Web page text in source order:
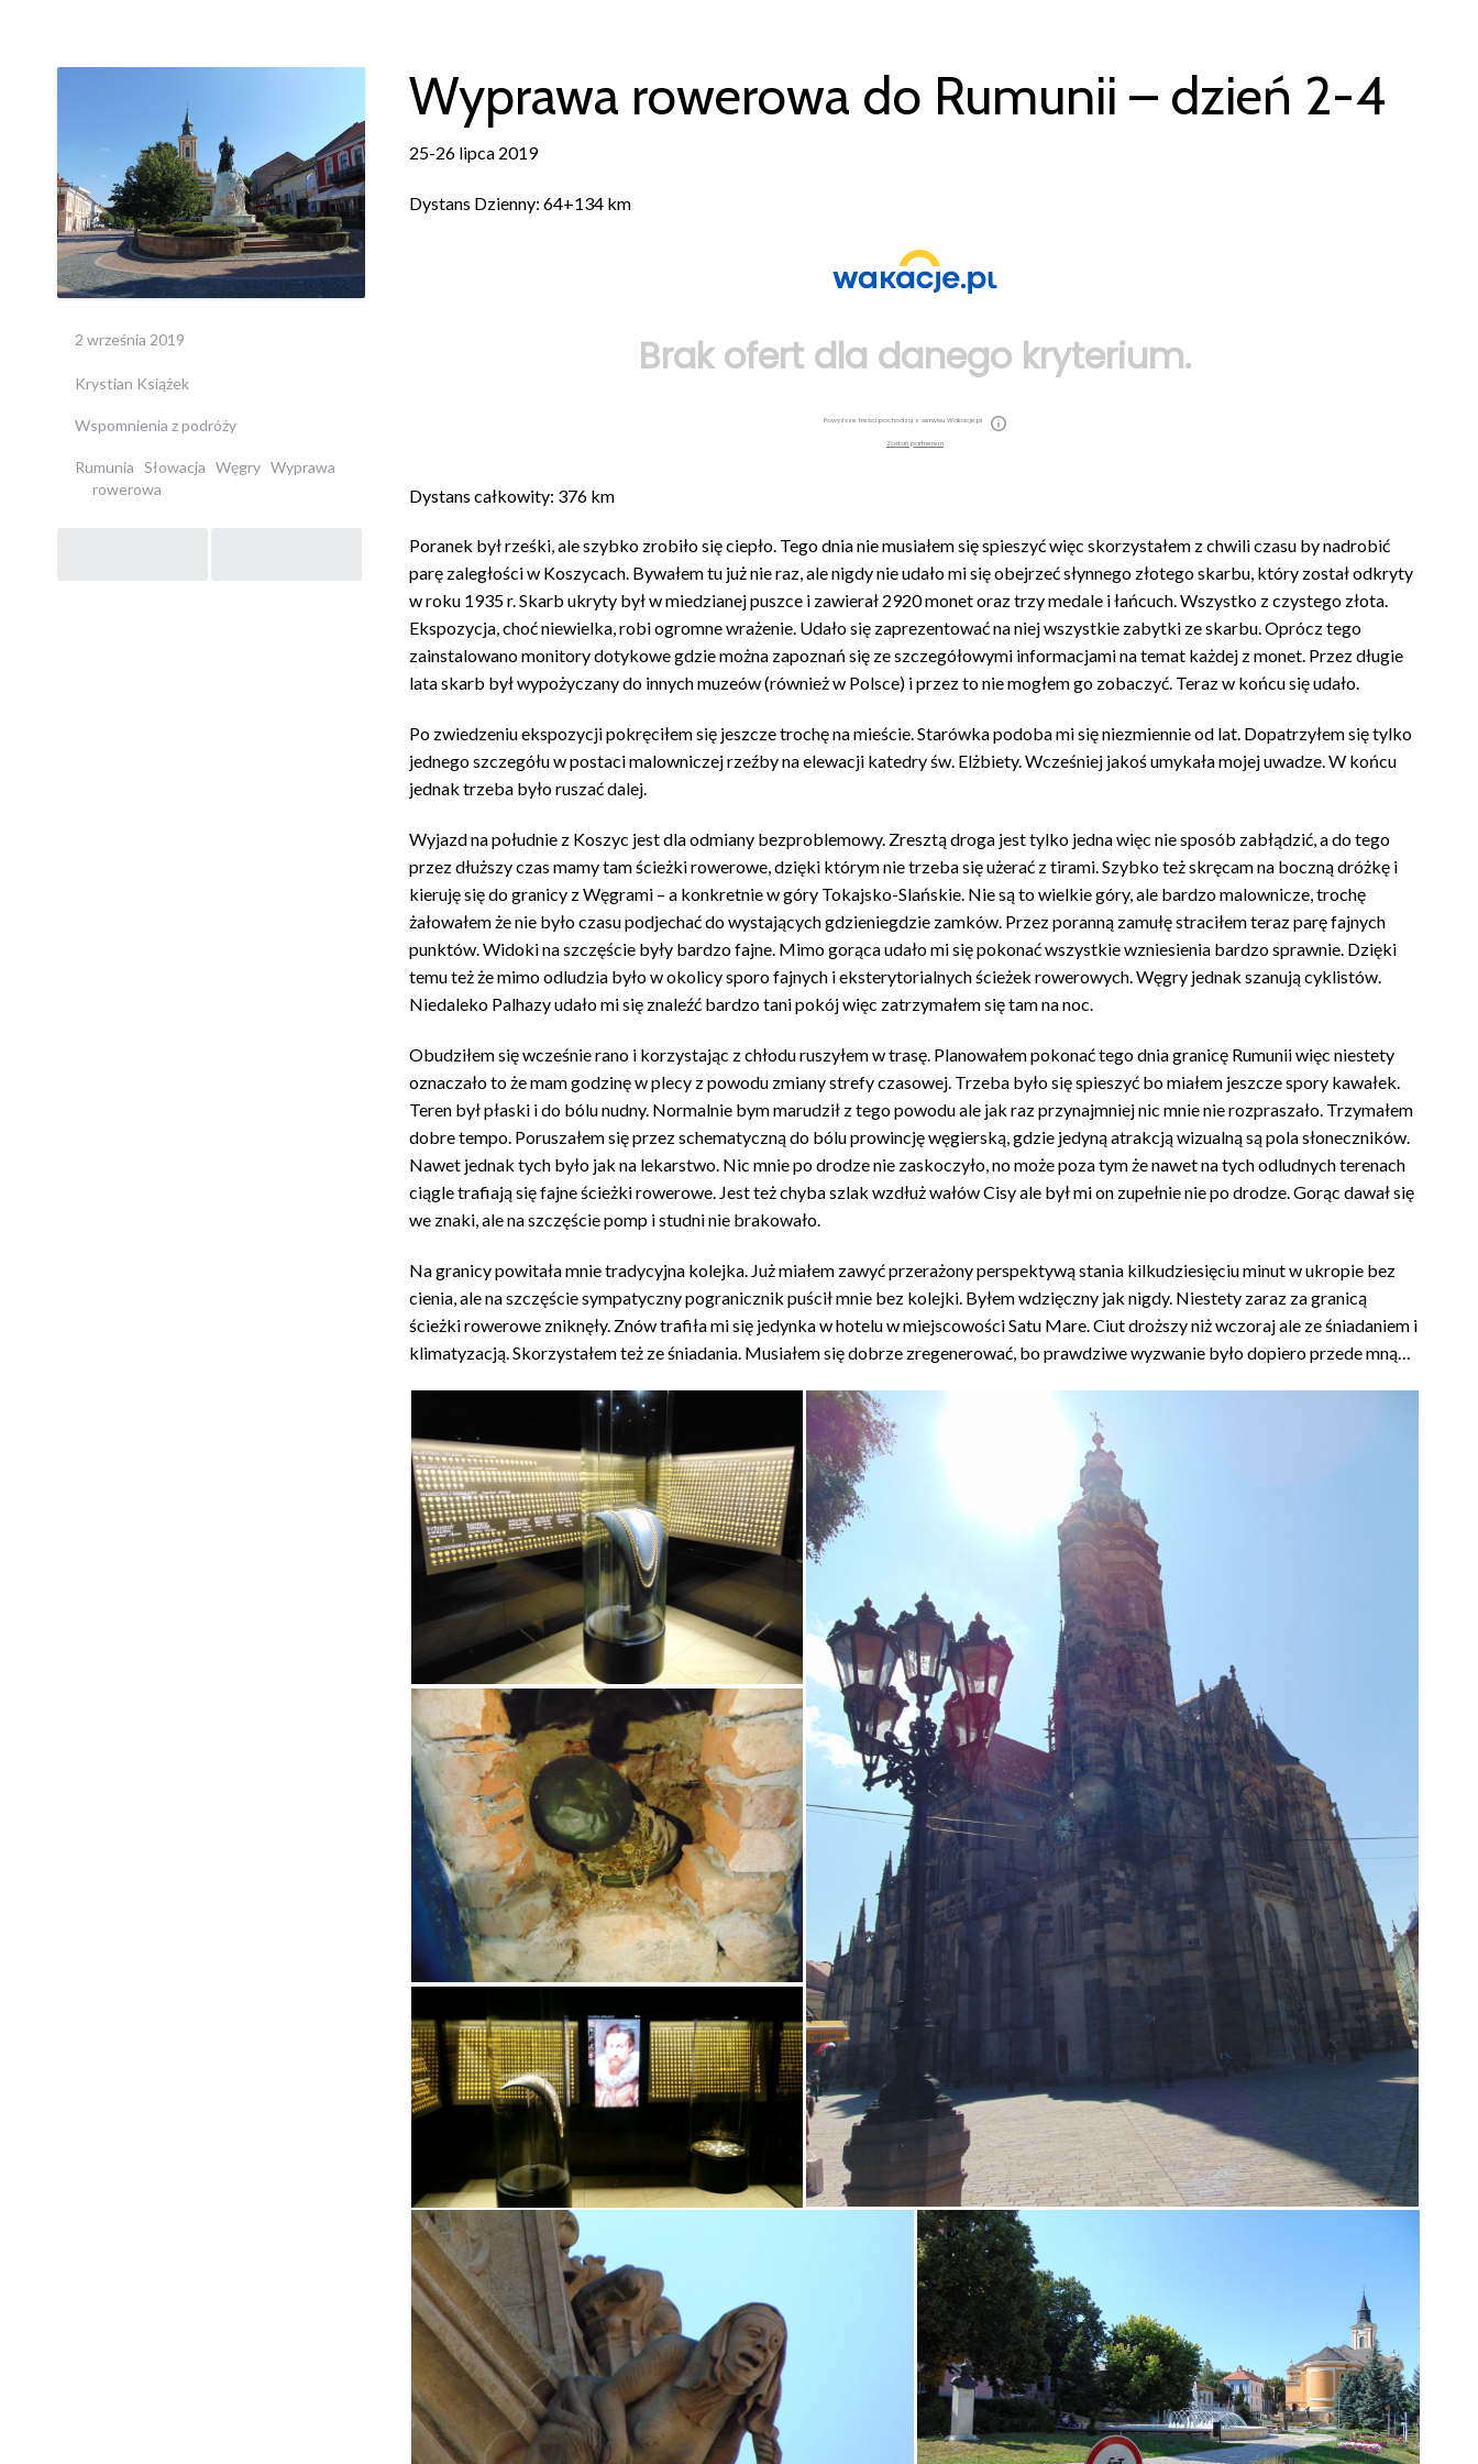
Wyprawa rowerowa do Rumunii – dzień 2-4
25-26 lipca 2019
Dystans Dzienny: 64+134 km
Brak ofert dla danego kryterium.
Powyższe treści pochodzą z serwisu Wakacje.pl
Zostań partnerem
Dystans całkowity: 376 km
Poranek był rześki, ale szybko zrobiło się ciepło. Tego dnia nie musiałem się spieszyć więc skorzystałem z chwili czasu by nadrobić
parę zaległości w Koszycach. Bywałem tu już nie raz, ale nigdy nie udało mi się obejrzeć słynnego złotego skarbu, który został odkryty
w roku 1935 r. Skarb ukryty był w miedzianej puszce i zawierał 2920 monet oraz trzy medale i łańcuch. Wszystko z czystego złota.
Ekspozycja, choć niewielka, robi ogromne wrażenie. Udało się zaprezentować na niej wszystkie zabytki ze skarbu. Oprócz tego
zainstalowano monitory dotykowe gdzie można zapoznań się ze szczegółowymi informacjami na temat każdej z monet. Przez długie
lata skarb był wypożyczany do innych muzeów (również w Polsce) i przez to nie mogłem go zobaczyć. Teraz w końcu się udało.
Po zwiedzeniu ekspozycji pokręciłem się jeszcze trochę na mieście. Starówka podoba mi się niezmiennie od lat. Dopatrzyłem się tylko
jednego szczegółu w postaci malowniczej rzeźby na elewacji katedry św. Elżbiety. Wcześniej jakoś umykała mojej uwadze. W końcu
jednak trzeba było ruszać dalej.
Wyjazd na południe z Koszyc jest dla odmiany bezproblemowy. Zresztą droga jest tylko jedna więc nie sposób zabłądzić, a do tego
przez dłuższy czas mamy tam ścieżki rowerowe, dzięki którym nie trzeba się użerać z tirami. Szybko też skręcam na boczną dróżkę i
kieruję się do granicy z Węgrami – a konkretnie w góry Tokajsko-Slańskie. Nie są to wielkie góry, ale bardzo malownicze, trochę
żałowałem że nie było czasu podjechać do wystających gdzieniegdzie zamków. Przez poranną zamułę straciłem teraz parę fajnych
punktów. Widoki na szczęście były bardzo fajne. Mimo gorąca udało mi się pokonać wszystkie wzniesienia bardzo sprawnie. Dzięki
temu też że mimo odludzia było w okolicy sporo fajnych i eksterytorialnych ścieżek rowerowych. Węgry jednak szanują cyklistów.
Niedaleko Palhazy udało mi się znaleźć bardzo tani pokój więc zatrzymałem się tam na noc.
Obudziłem się wcześnie rano i korzystając z chłodu ruszyłem w trasę. Planowałem pokonać tego dnia granicę Rumunii więc niestety
oznaczało to że mam godzinę w plecy z powodu zmiany strefy czasowej. Trzeba było się spieszyć bo miałem jeszcze spory kawałek.
Teren był płaski i do bólu nudny. Normalnie bym marudził z tego powodu ale jak raz przynajmniej nic mnie nie rozpraszało. Trzymałem
dobre tempo. Poruszałem się przez schematyczną do bólu prowincję węgierską, gdzie jedyną atrakcją wizualną są pola słoneczników.
Nawet jednak tych było jak na lekarstwo. Nic mnie po drodze nie zaskoczyło, no może poza tym że nawet na tych odludnych terenach
ciągle trafiają się fajne ścieżki rowerowe. Jest też chyba szlak wzdłuż wałów Cisy ale był mi on zupełnie nie po drodze. Gorąc dawał się
we znaki, ale na szczęście pomp i studni nie brakowało.
Na granicy powitała mnie tradycyjna kolejka. Już miałem zawyć przerażony perspektywą stania kilkudziesięciu minut w ukropie bez
cienia, ale na szczęście sympatyczny pogranicznik puścił mnie bez kolejki. Byłem wdzięczny jak nigdy. Niestety zaraz za granicą
ścieżki rowerowe zniknęły. Znów trafiła mi się jedynka w hotelu w miejscowości Satu Mare. Ciut droższy niż wczoraj ale ze śniadaniem i
klimatyzacją. Skorzystałem też ze śniadania. Musiałem się dobrze zregenerować, bo prawdziwe wyzwanie było dopiero przede mną…
2 września 2019
Krystian Książek
Wspomnienia z podróży
Rumunia Słowacja Węgry Wyprawa
rowerowa